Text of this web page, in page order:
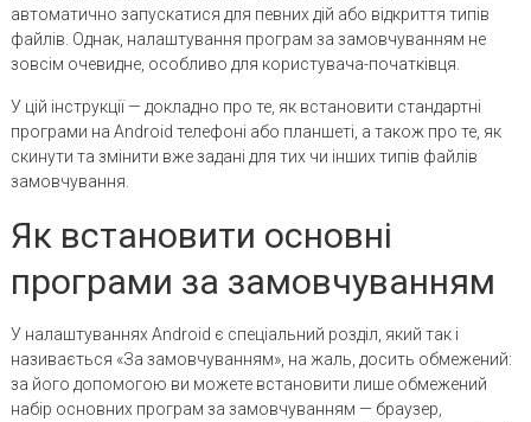
автоматично запускатися для певних дій або відкриття типів
файлів. Однак, налаштування програм за замовчуванням не
зовсім очевидне, особливо для користувача-початківця.
У цій інструкції — докладно про те, як встановити стандартні
програми на Android телефоні або планшеті, а також про те, як
скинути та змінити вже задані для тих чи інших типів файлів
замовчування.
Як встановити основні
програми за замовчуванням
У налаштуваннях Android є спеціальний розділ, який так і
називається «За замовчуванням», на жаль, досить обмежений:
за його допомогою ви можете встановити лише обмежений
набір основних програм за замовчуванням — браузер,